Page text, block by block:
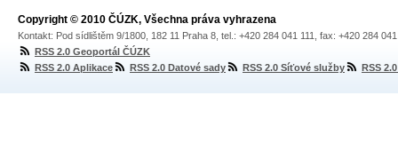
Copyright © 2010 ČÚZK, Všechna práva vyhrazena
Kontakt: Pod sídlištěm 9/1800, 182 11 Praha 8, tel.: +420 284 041 111, fax: +420 284
RSS 2.0 Geoportál ČÚZK
RSS 2.0 Aplikace
RSS 2.0 Datové sady RSS 2.0 Síťové služby RSS